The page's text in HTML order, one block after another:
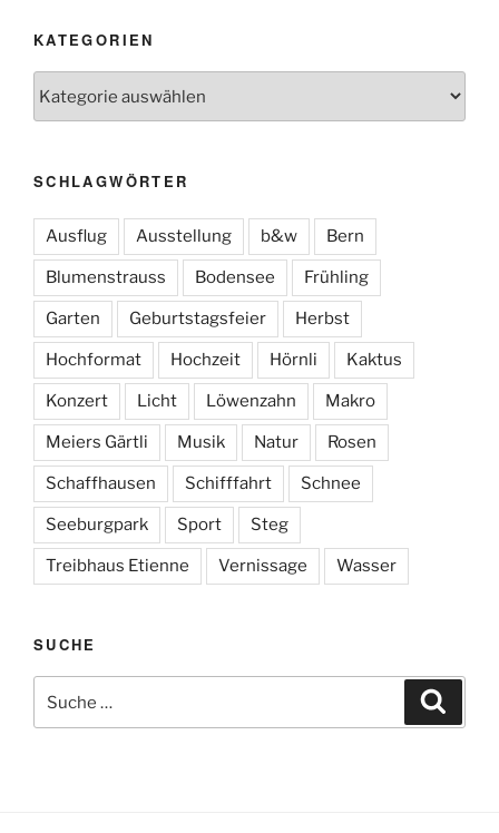
KATEGORIEN
SCHLAGWÖRTER
Ausflug Ausstellung b&w Bern
Blumenstrauss Bodensee Frühling
Garten Geburtstagsfeier Herbst
Hochformat Hochzeit Hörnli Kaktus
Konzert Licht Löwenzahn Makro
Meiers Gärtli Musik Natur Rosen
Schaffhausen Schifffahrt Schnee
Seeburgpark Sport Steg
Treibhaus Etienne Vernissage Wasser
SUCHE
nach: